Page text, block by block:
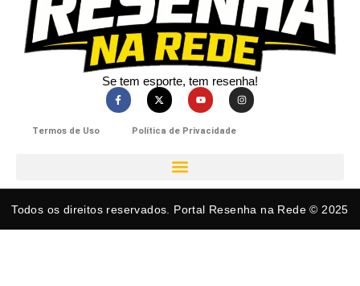
Se tem esporte, tem resenha!​
Termos de Uso Política de Privacidade
Todos os direitos reservados. Portal Resenha na Rede © 2025